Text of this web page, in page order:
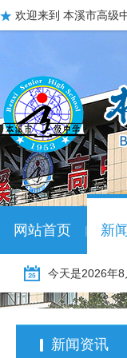
欢迎来到 本溪市高级
网站首页 | 新
今天是2026年
年本溪市教育系统冬季
新闻资讯